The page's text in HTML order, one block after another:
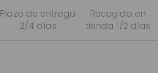
Plazo de entrega
2/4 días
Recogida en
tienda 1/2 días